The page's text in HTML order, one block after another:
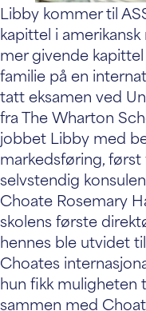
Libby kommer til
kapittel i
mer givende
familie på en
tatt eksamen ved
fra The Wharton
jobbet Libby med
markedsføring,
selvstendig
Choate Rosemary
skolens første
hennes ble utvidet
Choates
hun fikk muligheten
sammen med